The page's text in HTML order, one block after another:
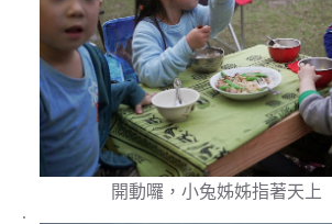
開動囉，小兔姊姊指著天上
.